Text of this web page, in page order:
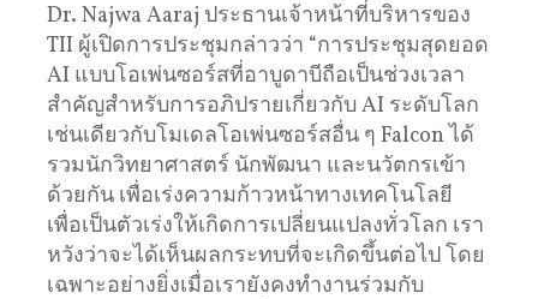
Dr. Najwa Aaraj ประธานเจ้าหน้าที่บริหารของ
TII ผู้เปิดการประชุมกล่าวว่า “การประชุมสุดยอด
AI แบบโอเพ่นซอร์สที่อาบูดาบีถือเป็นช่วงเวลา
สำคัญสำหรับการอภิปรายเกี่ยวกับ AI ระดับโลก
เช่นเดียวกับโมเดลโอเพ่นซอร์สอื่น ๆ Falcon ได้
รวมนักวิทยาศาสตร์ นักพัฒนา และนวัตกรเข้า
ด้วยกัน เพื่อเร่งความก้าวหน้าทางเทคโนโลยี
เพื่อเป็นตัวเร่งให้เกิดการเปลี่ยนแปลงทั่วโลก เรา
หวังว่าจะได้เห็นผลกระทบที่จะเกิดขึ้นต่อไป โดย
เฉพาะอย่างยิ่งเมื่อเรายังคงทํางานร่วมกับ